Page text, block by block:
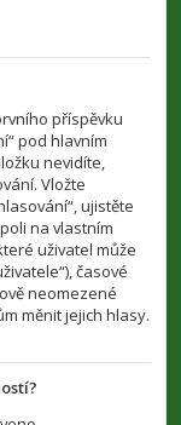
příspěvku
pod hlavním
nevidíte,
Vložte
ujistěte
na vlastním
uživatel může
časové
neomezené
měnit jejich hlasy.